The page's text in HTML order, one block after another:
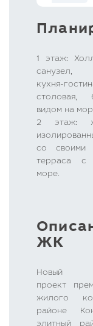
1 этаж:
санузел,
кухня-
столовая,
видом на
2 этаж:
со своими
терраса с
море.
ЖК
Новый
проект
жилого
районе